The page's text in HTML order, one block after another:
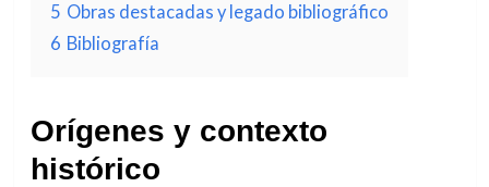
5 Obras destacadas y legado bibliográfico
6 Bibliografía
Orígenes y contexto
histórico